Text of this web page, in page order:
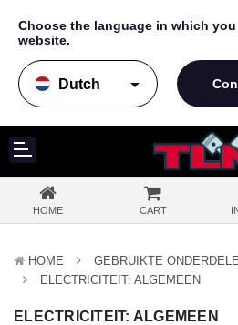
Choose the language in which
website.
arrow_drop_down
HOME CART
HOME
GEBRUIKTE
ELECTRICITEIT: ALGEMEEN
ELECTRICITEIT: ALGEMEEN